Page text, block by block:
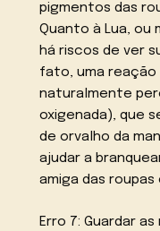
pigmentos das
Quanto à Lua, ou
há riscos de ver
fato, uma
naturalmente
oxigenada), que
de orvalho da
ajudar a
amiga das roupas
Erro 7: Guardar